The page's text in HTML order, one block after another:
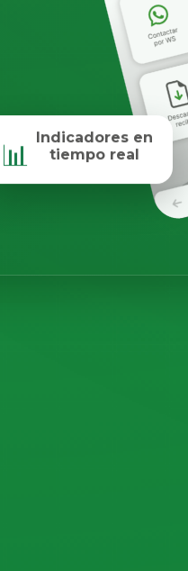
📊
Indicadores en
tiempo real